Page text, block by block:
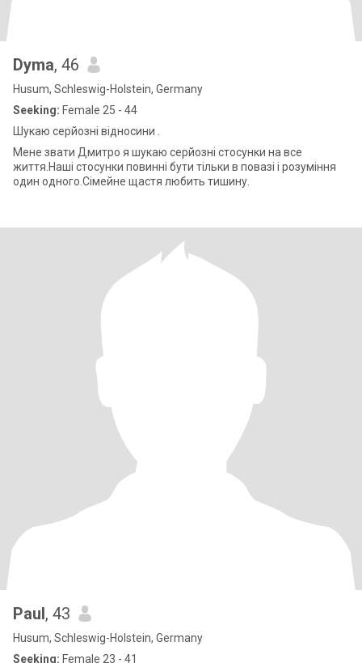
Dyma, 46
Husum, Schleswig-Holstein, Germany
Seeking: Female 25 - 44
Шукаю серйозні відносини .
Мене звати Дмитро я шукаю серйозні стосунки на все
життя.Наші стосунки повинні бути тільки в повазі і розуміння
один одного.Сімейне щастя любить тишину.
Paul, 43
Husum, Schleswig-Holstein, Germany
Seeking: Female 23 - 41